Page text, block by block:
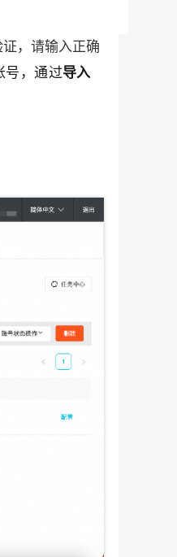
，请输入正确
号，通过导入